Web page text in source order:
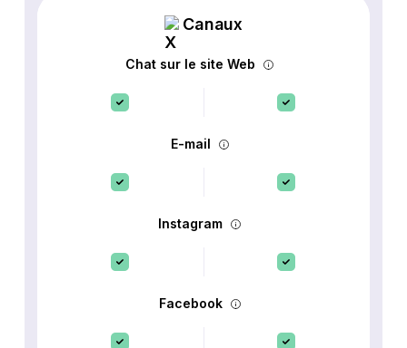
Canaux
Chat sur le site Web
E-mail
Instagram
Facebook